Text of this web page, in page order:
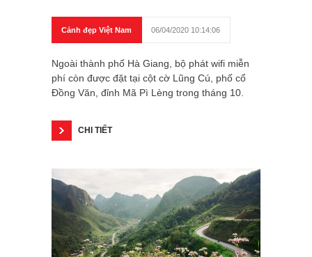
Cảnh đẹp Việt Nam 06/04/2020 10:14:06
Ngoài thành phố Hà Giang, bộ phát wifi miễn
phí còn được đặt tại cột cờ Lũng Cú, phố cổ
Đồng Văn, đỉnh Mã Pì Lèng trong tháng 10.
CHI TIẾT